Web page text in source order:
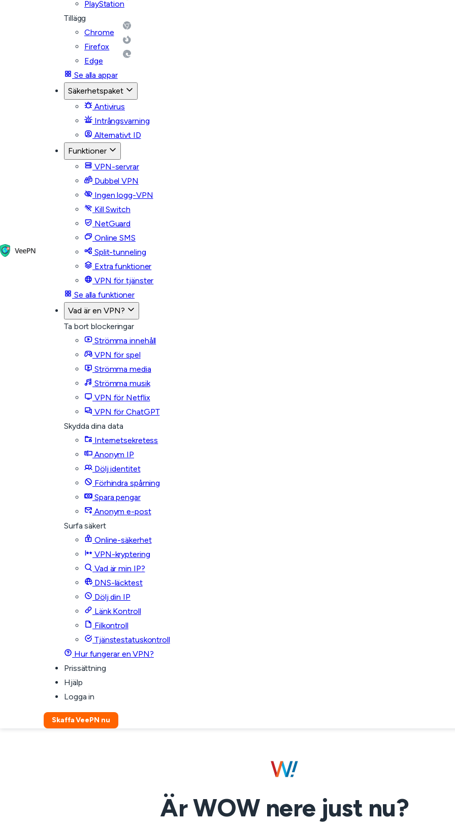
PlayStation
Tillägg
Chrome
Firefox
Edge
Se alla appar
Säkerhetspaket
Antivirus
Intrångsvarning
Alternativt ID
Funktioner
VPN-servrar
Dubbel VPN
Ingen logg-VPN
Kill Switch
NetGuard
Online SMS
Split-tunneling
Extra funktioner
VPN för tjänster
Se alla funktioner
Vad är en VPN?
Ta bort blockeringar
Strömma innehåll
VPN för spel
Strömma media
Strömma musik
VPN för Netflix
VPN för ChatGPT
Skydda dina data
Internetsekretess
Anonym IP
Dölj identitet
Förhindra spårning
Spara pengar
Anonym e-post
Surfa säkert
Online-säkerhet
VPN-kryptering
Vad är min IP?
DNS-läcktest
Dölj din IP
Länk Kontroll
Filkontroll
Tjänstestatuskontroll
Hur fungerar en VPN?
Prissättning
Hjälp
Logga in
Skaffa VeePN nu
Är WOW nere just nu?